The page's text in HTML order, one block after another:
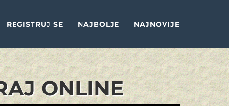
REGISTRUJ SE NAJBOLJE NAJNOVIJE
ONLINE